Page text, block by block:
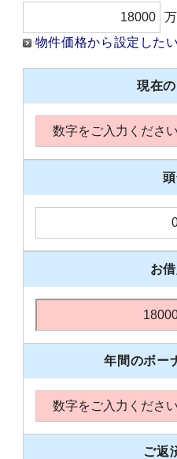
物件価格から設定した
現在
お
年間のボー
ご返